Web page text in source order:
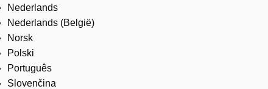
Nederlands
Nederlands (België)
Norsk
Polski
Português
Slovenčina